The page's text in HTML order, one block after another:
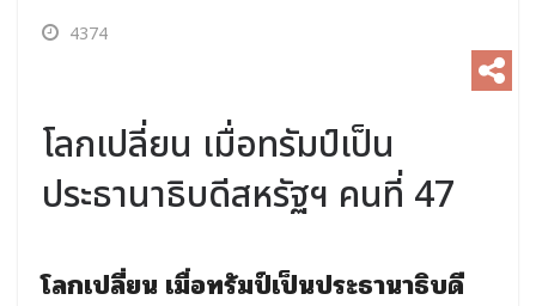
4374
โลกเปลี่ยน เมื่อทรัมป์เป็น
ประธานาธิบดีสหรัฐฯ คนที่ 47
โลกเปลี่ยน เมื่อทรัมป์เป็นประธานาธิบดี